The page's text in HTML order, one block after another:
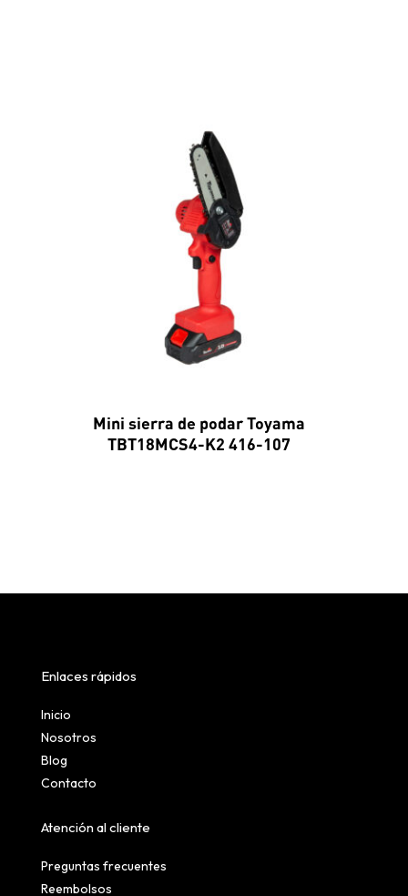
Mini sierra de podar Toyama
TBT18MCS4-K2 416-107
Enlaces rápidos
Inicio
Nosotros
Blog
Contacto
Atención al cliente
Preguntas frecuentes
Reembolsos